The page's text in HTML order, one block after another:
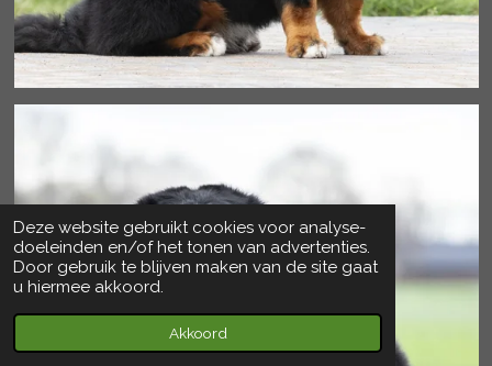
Deze website gebruikt cookies voor analyse-
doeleinden en/of het tonen van advertenties.
Door gebruik te blijven maken van de site gaat
u hiermee akkoord.
Akkoord